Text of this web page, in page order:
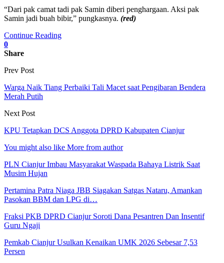
“Dari pak camat tadi pak Samin diberi penghargaan. Aksi pak
Samin jadi buah bibir,” pungkasnya. (red)
Continue Reading
0
Share
Prev Post
Warga Naik Tiang Perbaiki Tali Macet saat Pengibaran Bendera
Merah Putih
Next Post
KPU Tetapkan DCS Anggota DPRD Kabupaten Cianjur
You might also like More from author
PLN Cianjur Imbau Masyarakat Waspada Bahaya Listrik Saat
Musim Hujan
Pertamina Patra Niaga JBB Siagakan Satgas Nataru, Amankan
Pasokan BBM dan LPG di…
Fraksi PKB DPRD Cianjur Soroti Dana Pesantren Dan Insentif
Guru Ngaji
Pemkab Cianjur Usulkan Kenaikan UMK 2026 Sebesar 7,53
Persen